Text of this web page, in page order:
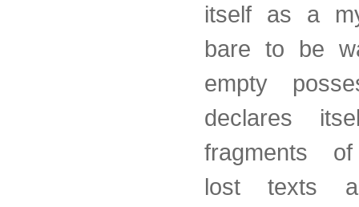
itself as a
bare to be
empty
declares
fragments
lost texts